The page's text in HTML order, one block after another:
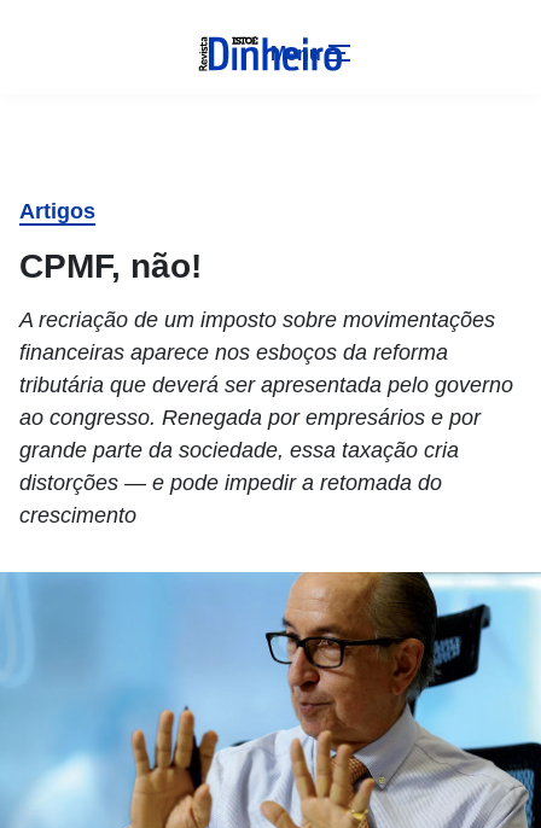
Menu
Artigos
CPMF, não!
A recriação de um imposto sobre movimentações
financeiras aparece nos esboços da reforma
tributária que deverá ser apresentada pelo governo
ao congresso. Renegada por empresários e por
grande parte da sociedade, essa taxação cria
distorções — e pode impedir a retomada do
crescimento